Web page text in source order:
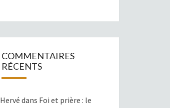
COMMENTAIRES
RÉCENTS
Hervé dans Foi et prière : le